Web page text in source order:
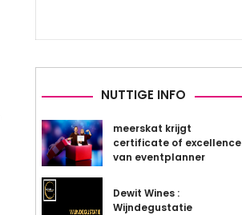
NUTTIGE INFO
meerskat krijgt
certificate of excellence
van eventplanner
Dewit Wines :
Wijndegustatie